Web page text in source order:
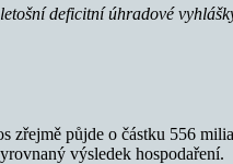
deficitní úhradové
půjde o částku 556
výsledek hospodaření.